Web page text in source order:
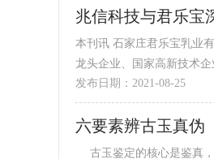
兆信科技与君乐宝
本刊讯 石家庄君乐宝乳业有限公司(以下简称“君乐宝”)成立于1995年，是河北省最大的乳制品加工企业、农业产业化国家重点
龙头企业、国家高新技术
发布日期：2021-08-25
六要素辨古玉真伪